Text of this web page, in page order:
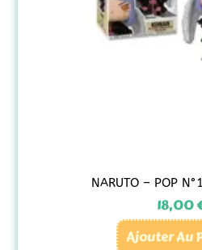
NARUTO – POP
18,00
Ajouter Au